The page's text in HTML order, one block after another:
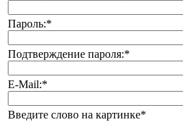
Пароль:*
Подтверждение пароля:*
E-Mail:*
Введите слово на картинке*